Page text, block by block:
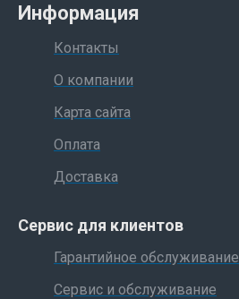
Информация
Контакты
О компании
Карта сайта
Оплата
Доставка
Сервис для клиентов
Гарантийное обслуживание
Сервис и обслуживание